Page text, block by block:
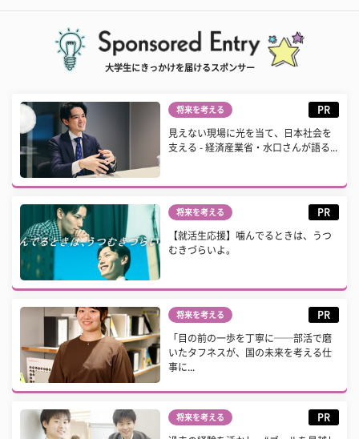
大学生にきっかけを届けるスポンサー
将来を考える PR
見えない現場に光を当て、日本社会を
支える - 経済産業省・水口さんが語る...
将来を考える PR
【就活生応援】噛んでるときは、うつ
むきづらいよ。
将来を考える PR
「目の前の一歩を丁寧に──部活で磨
いたタフネスが、国の未来を考える仕
事に...
将来を考える PR